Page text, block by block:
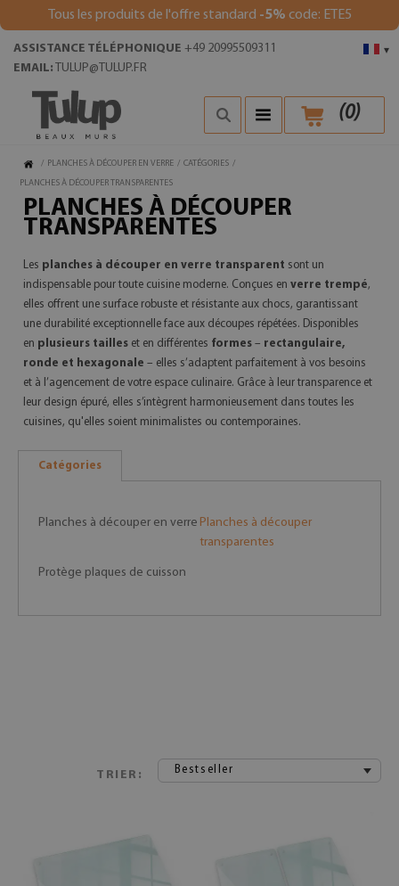
Tous les produits de l'offre standard -5% code: ETE5
▾
ASSISTANCE TÉLÉPHONIQUE +49 20995509311
EMAIL: TULUP@TULUP.FR
(0)
/ PLANCHES À DÉCOUPER EN VERRE / CATÉGORIES /
PLANCHES À DÉCOUPER TRANSPARENTES
PLANCHES À DÉCOUPER
TRANSPARENTES
Les planches à découper en verre transparent sont un
indispensable pour toute cuisine moderne. Conçues en verre trempé,
elles offrent une surface robuste et résistante aux chocs, garantissant
une durabilité exceptionnelle face aux découpes répétées. Disponibles
en plusieurs tailles et en différentes formes – rectangulaire,
ronde et hexagonale – elles s’adaptent parfaitement à vos besoins
et à l’agencement de votre espace culinaire. Grâce à leur transparence et
leur design épuré, elles s’intègrent harmonieusement dans toutes les
cuisines, qu'elles soient minimalistes ou contemporaines.
Catégories
Planches à découper en verre Planches à découper
transparentes
Protège plaques de cuisson
TRIER: Bestseller